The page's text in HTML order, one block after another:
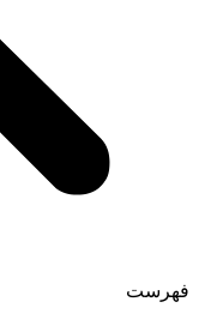
فهرست